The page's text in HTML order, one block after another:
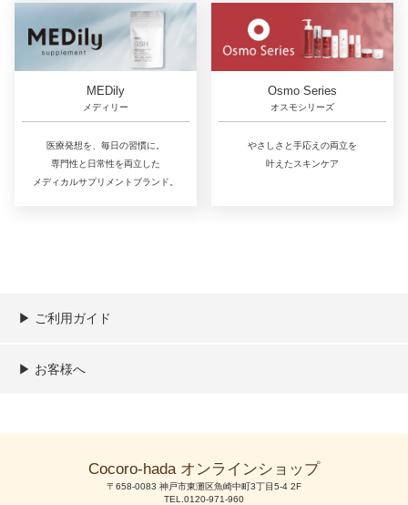
MEDily
メディリー
医療発想を、毎日の習慣に。
専門性と日常性を両立した
メディカルサプリメントブランド。
Osmo Series
オスモシリーズ
やさしさと手応えの両立を
叶えたスキンケア
▶︎ ご利用ガイド
ご利用ガイド
決済／配送／送料について
取り扱い商品一覧
顧客情報の取扱について
特定商取引法の表記
▶︎ お客様へ
Cocoro-hada オンラインショップ
〒658-0083 神戸市東灘区魚崎中町3丁目5-4 2F
TEL.0120-971-960